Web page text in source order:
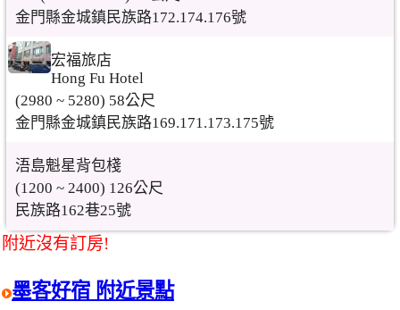
金門縣金城鎮民族路172.174.176號
宏福旅店
Hong Fu Hotel
(2980 ~ 5280) 58公尺
金門縣金城鎮民族路169.171.173.175號
浯島魁星背包棧
(1200 ~ 2400) 126公尺
民族路162巷25號
附近沒有訂房!
墨客好宿 附近景點